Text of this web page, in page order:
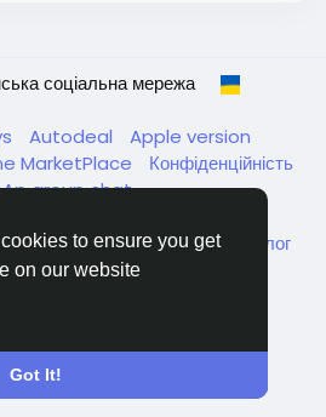
to ensure you get
on our website
Got It!
соціальна мережа
Autodeal
Apple version
MarketPlace
Конфіденційність
group chat
безпритульних в Україні
Каталог